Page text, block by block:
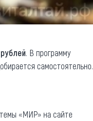
. В программу
самостоятельно.
«МИР» на сайте